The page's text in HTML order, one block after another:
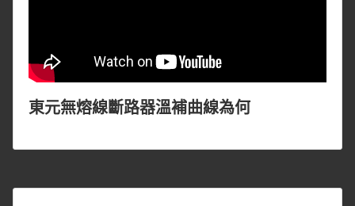
東元無熔線斷路器溫補曲線為何